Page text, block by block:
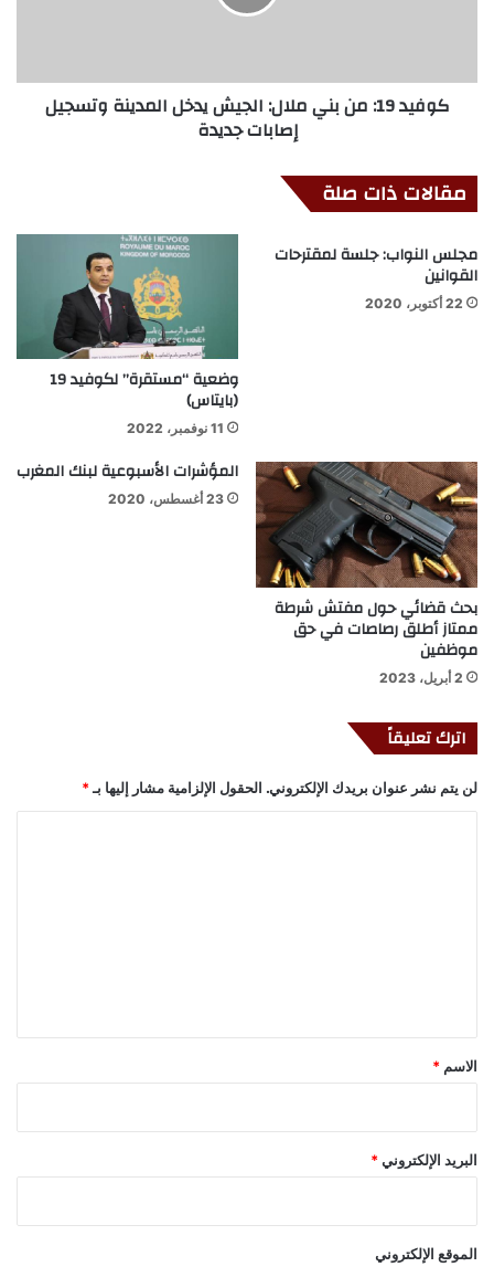
كوفيد 19: من بني ملال: الجيش يدخل المدينة وتسجيل
إصابات جديدة
مقالات ذات صلة
مجلس النواب: جلسة لمقترحات
القوانين
22 أكتوبر، 2020
وضعية “مستقرة” لكوفيد 19
(بايتاس)
11 نوفمبر، 2022
بحث قضائي حول مفتش شرطة
ممتاز أطلق رصاصات في حق
موظفين
2 أبريل، 2023
المؤشرات الأسبوعية لبنك المغرب
23 أغسطس، 2020
اترك تعليقاً
لن يتم نشر عنوان بريدك الإلكتروني. الحقول الإلزامية مشار إليها بـ *
*
الاسم *
البريد الإلكتروني *
الموقع الإلكتروني